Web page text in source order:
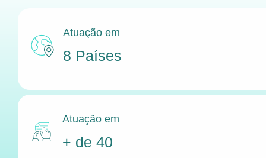
Atuação em
8 Países
Atuação em
+ de 40